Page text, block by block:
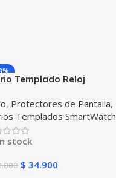
Templado Reloj
, Protectores de Pantalla,
Templados SmartWatch
stock
$ 34.900